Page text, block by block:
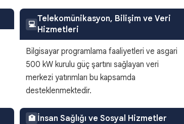
💻
Telekomünikasyon, Bilişim ve Veri
Hizmetleri
Bilgisayar programlama faaliyetleri ve asgari
500 kW kurulu güç şartını sağlayan veri
merkezi yatırımları bu kapsamda
desteklenmektedir.
🏥 İnsan Sağlığı ve Sosyal Hizmetler